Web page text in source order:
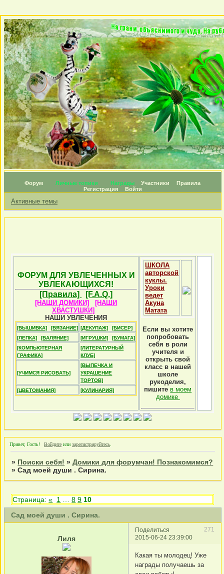
Форум Личные топики Награды Участники
Правила
Регистрация
Войти
Активные темы
ФОРУМ ДЛЯ УВЛЕЧЕННЫХ И
УВЛЕКАЮЩИХСЯ!
[Правила]
[F.A.Q.]
[НАШИ ДОМИКИ]
[НАШИ
ХВАСТУШКИ]
НАШИ УВЛЕЧЕНИЯ
[ВЫШИВКА] [ВЯЗАНИЕ] [ДЕКУПАЖ]
[БИСЕР]
[ЛЕПКА]
[ВАЛЯНИЕ] [ИГРУШКИ]
[БУМАГА]
[КОМПЬЮТЕРНАЯ
ГРАФИКА]
[ЛИТЕРАТУРНЫЙ
КЛУБ]
[УЧИМСЯ РИСОВАТЬ]
[ВЫПЕЧКА И
УКРАШЕНИЕ
ТОРТОВ]
[ЦВЕТОМАНИЯ]
[КУЛИНАРИЯ]
ШКОЛА
авторской
куклы.
Уроки
ведет
Акуна
Матата
Если вы хотите
попробовать
себя в роли
учителя и
открыть свой
класс в нашей
школе
рукоделия,
пишите в моем
домике
Привет, Гость! Войдите или зарегистрируйтесь
» Поиски себя! »Домики для форумчан! Познакомимся?
»Сад моей души . Сирина.
Сад моей души . Сирина.
Страница:« 1 8 9 10
Поделиться
271
2015-06-24 23:39:00
Лиля
Какая ты молодец! Уже
награды получаешь за